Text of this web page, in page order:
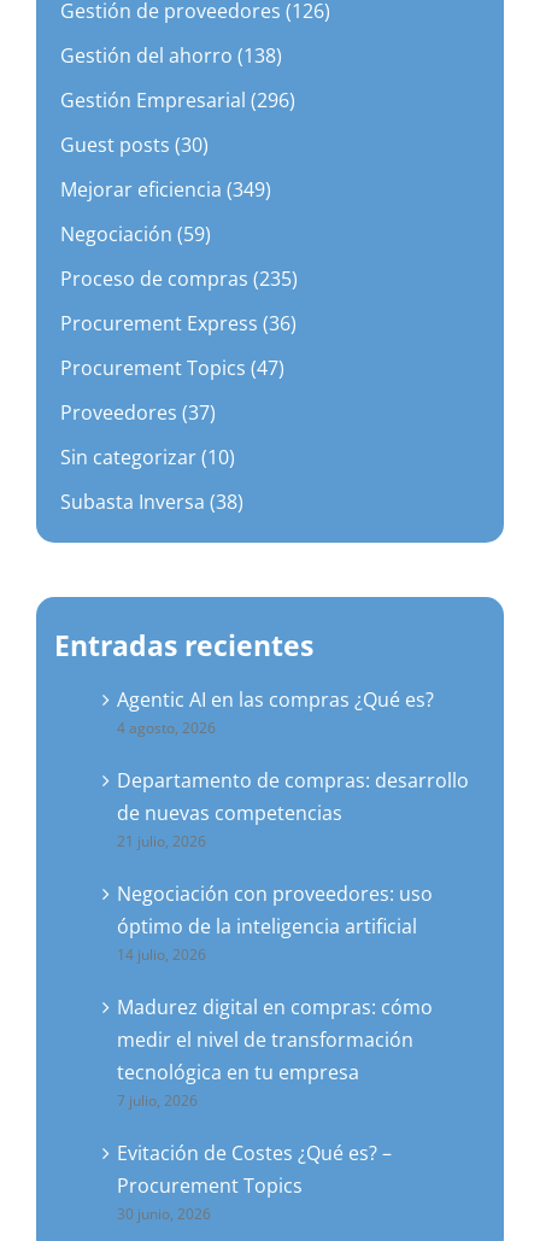
Gestión de proveedores (126)
Gestión del ahorro (138)
Gestión Empresarial (296)
Guest posts (30)
Mejorar eficiencia (349)
Negociación (59)
Proceso de compras (235)
Procurement Express (36)
Procurement Topics (47)
Proveedores (37)
Sin categorizar (10)
Subasta Inversa (38)
Entradas recientes
Agentic AI en las compras ¿Qué es?
4 agosto, 2026
Departamento de compras: desarrollo
de nuevas competencias
21 julio, 2026
Negociación con proveedores: uso
óptimo de la inteligencia artificial
14 julio, 2026
Madurez digital en compras: cómo
medir el nivel de transformación
tecnológica en tu empresa
7 julio, 2026
Evitación de Costes ¿Qué es? –
Procurement Topics
30 junio, 2026